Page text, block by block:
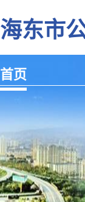
海东市
首页